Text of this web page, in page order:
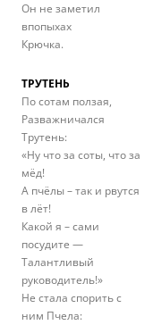
Он не заметил
впопыхах
Крючка.
ТРУТЕНЬ
По сотам ползая,
Разважничался
Трутень:
«Ну что за соты, что за
мёд!
А пчёлы – так и рвутся
в лёт!
Какой я – сами
посудите —
Талантливый
руководитель!»
Не стала спорить с
ним Пчела: